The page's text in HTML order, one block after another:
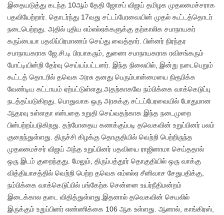
இதையடுத்து கடந்த 10ஆம் தேதி ஜோசப் விஜய் தமிழக முதலமைச்சராக
பதவியேற்றார். தொடர்ந்து 17வது சட்டப்பேரவையின் முதல் கூட்டத்தொடர்
நடைபெற்றது. அதில் புதிய எம்எல்ஏக்களுக்கு தற்காலிக சபாநாயகர்
கருப்பையா பதவிப்பிரமாணம் செய்து வைத்தார். பின்னர் நிரந்தர
சபாநாயகராக ஜே.சி.டி பிரபாகரும், துணை சபாநாயகராக ரவிசங்கரும்
போட்டியின்றி தேர்வு செய்யப்பட்டனர். இந்த நிலையில், இன்று நடைபெறும்
கூட்டத் தொடரில் தவெக அரசு தனது பெரும்பான்மையை நிரூபிக்க
வேண்டிய கட்டாயம் ஏற்பட்டுள்ளது.அதற்காகவே நம்பிக்கை வாக்கெடுப்பு
நடத்தப்படுகிறது. பொதுவாக ஒரு அரசுக்கு சட்டப்பேரவையில் போதுமான
ஆதரவு உள்ளதா என்பதை உறுதி செய்வதற்காக இந்த நடைமுறை
பின்பற்றப்படுகிறது. தற்போதைய கணக்குப்படி தவெகவின் உறுப்பினர் பலம்
குறைந்துள்ளது. திருச்சி கிழக்கு தொகுதியில் வெற்றி பெற்றிருந்த
முதலமைச்சர் விஜய் அந்த உறுப்பினர் பதவியை ராஜினாமா செய்ததால்
ஒரு இடம் குறைந்தது. மேலும், திருப்பத்தூர் தொகுதியில் ஒரு வாக்கு
வித்தியாசத்தில் வெற்றி பெற்ற தவெக எம்எல்ஏ சீனிவாச சேதுபதிக்கு,
நம்பிக்கை வாக்கெடுப்பில் பங்கேற்க சென்னை உயர்நீதிமன்றம்
இடைக்கால தடை விதித்துள்ளது.இதனால் தவெகவின் செயலில்
இருக்கும் உறுப்பினர் எண்ணிக்கை 106 ஆக உள்ளது. ஆனால், காங்கிரஸ்,